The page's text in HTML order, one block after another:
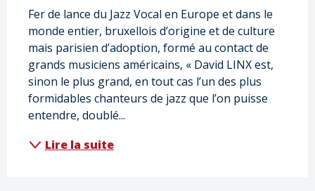
Fer de lance du Jazz Vocal en Europe et dans le
monde entier, bruxellois d’origine et de culture
mais parisien d’adoption, formé au contact de
grands musiciens américains, « David LINX est,
sinon le plus grand, en tout cas l’un des plus
formidables chanteurs de jazz que l’on puisse
entendre, doublé...
Lire la suite